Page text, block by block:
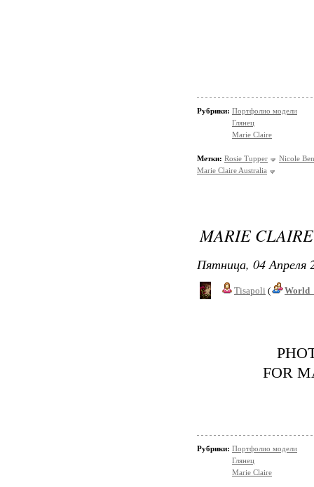
Рубрики: Портфолио модели
Глянец
Marie Claire
Метки: Rosie Tupper
Nicole
Marie Claire Australia
MARIE
Пятница, 04 Апреля
Tisapoli (
FOR
Рубрики: Портфолио модели
Глянец
Marie Claire